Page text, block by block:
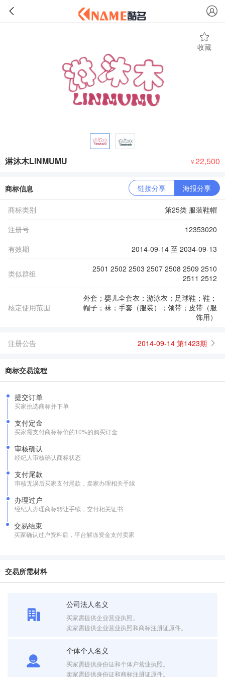
收藏
淋沐木LINMUMU ￥22,500
商标信息 链接分享 海报分享
商标类别
第25类 服装鞋帽
注册号
12353020
有效期
2014-09-14 至 2034-09-13
类似群组
2501 2502 2503 2507 2508 2509 2510
2511 2512
核定使用范围
外套；婴儿全套衣；游泳衣；足球鞋；鞋；
帽子；袜；手套（服装）；领带；皮带（服
饰用）
注册公告 2014-09-14 第1423期
商标交易流程
提交订单
买家挑选商标并下单
支付定金
买家需支付商标标价的10%的购买订金
审核确认
经纪人审核确认商标状态
支付尾款
审核无误后买家支付尾款，卖家办理相关手续
办理过户
经纪人办理商标转让手续，交付相关证书
交易结束
买家确认过户资料后，平台解冻资金支付卖家
交易所需材料
公司法人名义
买家需提供企业营业执照。
卖家需提供企业营业执照和商标注册证原件。
个体个人名义
买家需提供身份证和个体户营业执照。
卖家需提供身份证和商标注册证原件。